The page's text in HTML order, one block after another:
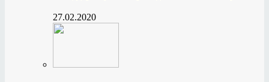
27.02.2020